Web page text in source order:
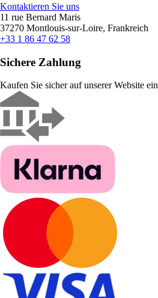
Kontaktieren Sie uns
11 rue Bernard Maris
37270 Montlouis-sur-Loire, Frankreich
+33 1 86 47 62 58
Sichere Zahlung
Kaufen Sie sicher auf unserer Website ein